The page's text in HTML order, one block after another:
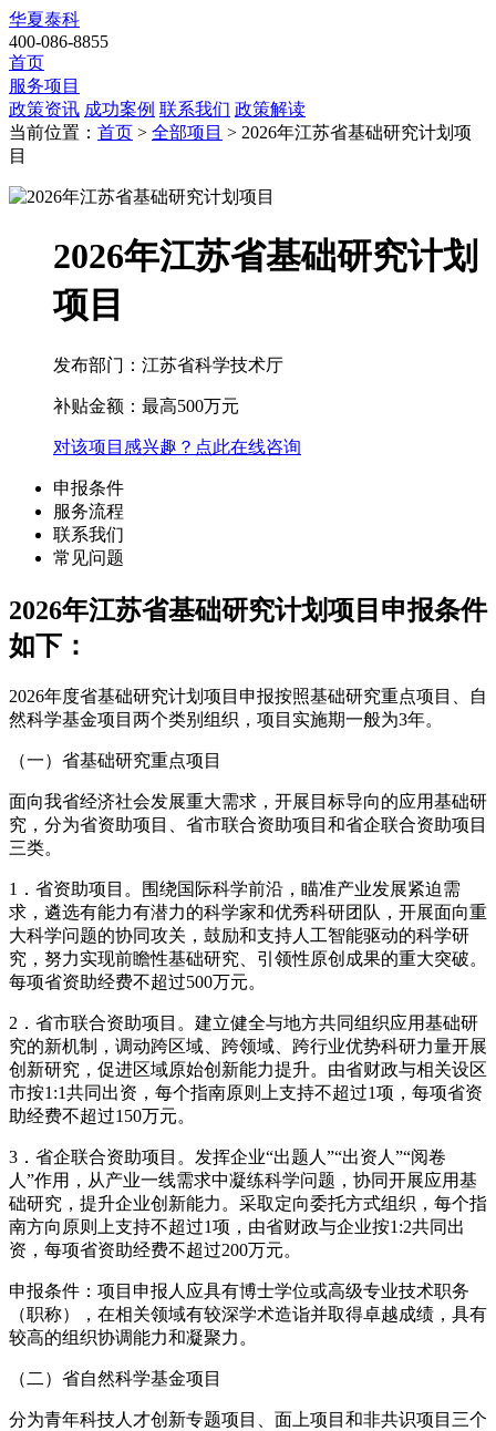
华夏泰科
400-086-8855
首页
服务项目
政策资讯 成功案例 联系我们 政策解读
当前位置： 首页 > 全部项目 > 2026年江苏省基础研究计划项
目
2026年江苏省基础研究计划
项目
发布部门：江苏省科学技术厅
补贴金额： 最高500万元
对该项目感兴趣？点此在线咨询
申报条件
服务流程
联系我们
常见问题
2026年江苏省基础研究计划项目申报条件
如下：
2026年度省基础研究计划项目申报按照基础研究重点项目、自
然科学基金项目两个类别组织，项目实施期一般为3年。
（一）省基础研究重点项目
面向我省经济社会发展重大需求，开展目标导向的应用基础研
究，分为省资助项目、省市联合资助项目和省企联合资助项目
三类。
1．省资助项目。围绕国际科学前沿，瞄准产业发展紧迫需
求，遴选有能力有潜力的科学家和优秀科研团队，开展面向重
大科学问题的协同攻关，鼓励和支持人工智能驱动的科学研
究，努力实现前瞻性基础研究、引领性原创成果的重大突破。
每项省资助经费不超过500万元。
2．省市联合资助项目。建立健全与地方共同组织应用基础研
究的新机制，调动跨区域、跨领域、跨行业优势科研力量开展
创新研究，促进区域原始创新能力提升。由省财政与相关设区
市按1:1共同出资，每个指南原则上支持不超过1项，每项省资
助经费不超过150万元。
3．省企联合资助项目。发挥企业“出题人”“出资人”“阅卷
人”作用，从产业一线需求中凝练科学问题，协同开展应用基
础研究，提升企业创新能力。采取定向委托方式组织，每个指
南方向原则上支持不超过1项，由省财政与企业按1:2共同出
资，每项省资助经费不超过200万元。
申报条件：项目申报人应具有博士学位或高级专业技术职务
（职称），在相关领域有较深学术造诣并取得卓越成绩，具有
较高的组织协调能力和凝聚力。
（二）省自然科学基金项目
分为青年科技人才创新专题项目、面上项目和非共识项目三个